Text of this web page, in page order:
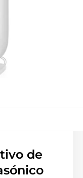
de